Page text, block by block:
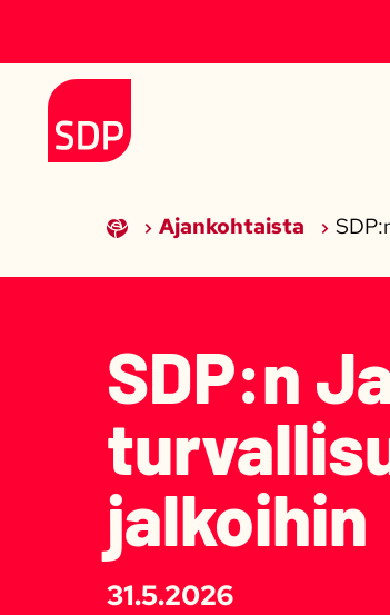
Etusivulle
Ajankohtaista
SDP:n
jalkoihin
31.5.2026